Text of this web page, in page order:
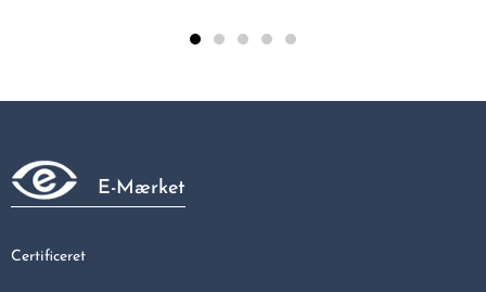
18,45 kr
E-Mærket
Certificeret